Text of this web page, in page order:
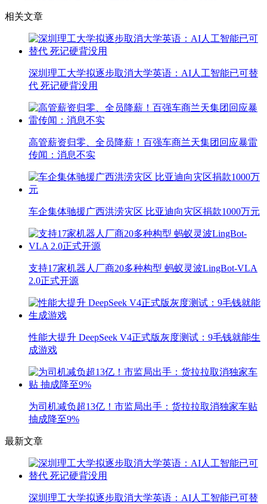
相关文章
深圳理工大学拟逐步取消大学英语：AI人工智能已可替
代 死记硬背没用
高管薪资归零、全员降薪！百强车商兰天集团回应暴雷
传闻：消息不实
车企集体驰援广西洪涝灾区 比亚迪向灾区捐款1000万元
支持17家机器人厂商20多种构型 蚂蚁灵波LingBot-VLA
2.0正式开源
性能大提升 DeepSeek V4正式版灰度测试：9毛钱就能生
成游戏
为司机减负超13亿！市监局出手：货拉拉取消独家车贴
抽成降至9%
最新文章
深圳理工大学拟逐步取消大学英语：AI人工智能已可替